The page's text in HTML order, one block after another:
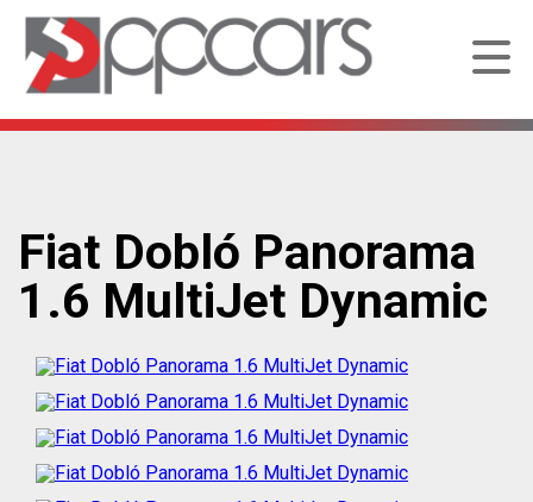
Fiat Dobló Panorama
1.6 MultiJet Dynamic